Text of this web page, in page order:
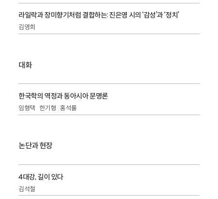
라일락과 장미향기처럼 결합하는: 진은영 시의 ‘감성’과 ‘정치’
김영희
대화
한국학의 역정과 동아시아 문명론
임형택 한기형 홍석률
논단과 현장
4대강, 길이 있다
김석철